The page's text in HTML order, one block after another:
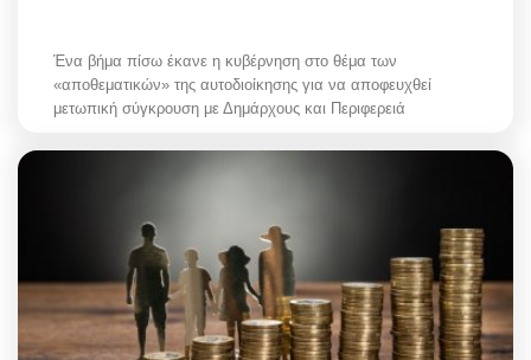
Ένα βήμα πίσω έκανε η κυβέρνηση στο θέμα των
«αποθεματικών» της αυτοδιοίκησης για να αποφευχθεί
μετωπική σύγκρουση με Δημάρχους και Περιφερειά